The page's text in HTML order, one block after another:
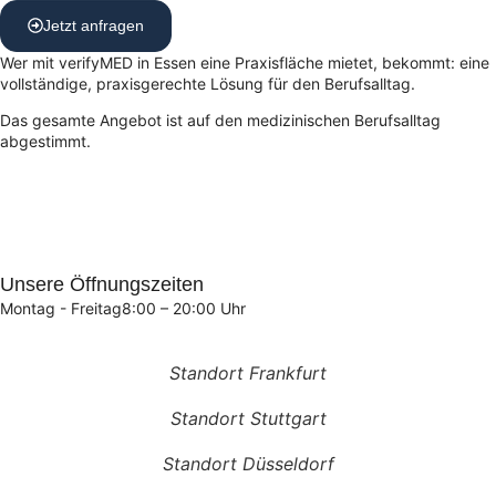
Jetzt anfragen
Wer mit verifyMED in Essen eine Praxisfläche mietet, bekommt: eine
vollständige, praxisgerechte Lösung für den Berufsalltag.
Das gesamte Angebot ist auf den medizinischen Berufsalltag
abgestimmt.
Unsere Öffnungszeiten
Montag - Freitag8:00 – 20:00 Uhr
Standort Frankfurt
Standort Stuttgart
Standort Düsseldorf